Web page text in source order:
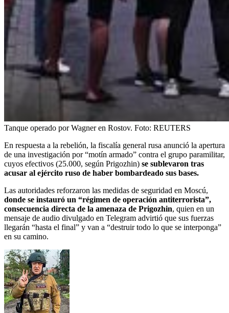
Tanque operado por Wagner en Rostov. Foto: REUTERS
En respuesta a la rebelión, la fiscalía general rusa anunció la apertura
de una investigación por “motín armado” contra el grupo paramilitar,
cuyos efectivos (25.000, según Prigozhin) se sublevaron tras
acusar al ejército ruso de haber bombardeado sus bases.
Las autoridades reforzaron las medidas de seguridad en Moscú,
donde se instauró un “régimen de operación antiterrorista”,
consecuencia directa de la amenaza de Prigozhin, quien en un
mensaje de audio divulgado en Telegram advirtió que sus fuerzas
llegarán “hasta el final” y van a “destruir todo lo que se interponga”
en su camino.